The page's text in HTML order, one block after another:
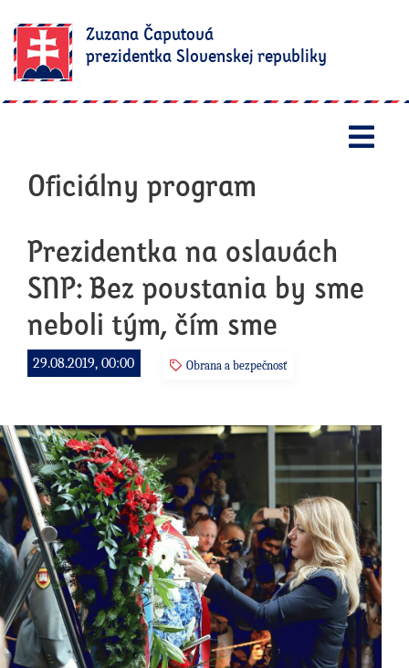
Zuzana Čaputová
prezidentka Slovenskej republiky
Oficiálny program
Prezidentka na oslavách
SNP: Bez povstania by sme
neboli tým, čím sme
29.08.2019, 00:00 Obrana a bezpečnosť